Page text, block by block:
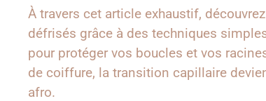
À travers cet article exhaustif,
défrisés grâce à des techniques
pour protéger vos boucles et vos
de coiffure, la transition capillaire
afro.